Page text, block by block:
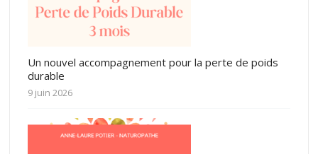
Un nouvel accompagnement pour la perte de poids
durable
9 juin 2026